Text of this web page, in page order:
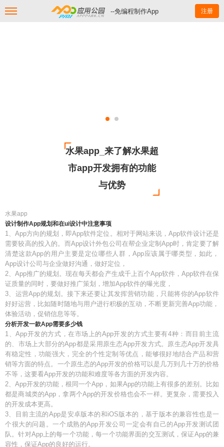
--免编程制作App 注册
水果app_来了解水果超
市app开发拥有的功能
与优势
水果app
设计制作App规划和在ui设计中注意事项
1、App方向的规划，即App软件定位。相对于网站来说，App软件设计还是
需要较高的投入的。而App设计外包公司在帮企业定制App时，肯定要了解
清楚这款App的用户主要是定位哪些人群，App应该属于哪类型，如此，
App设计公司与企业做好沟通，做好定位，
2、App推广的规划。现在每天都会产生成千上百个App软件，App软件在保
证质量的同时，要做好推广策划，增加App软件的曝光度，
3、运营App的规划。接下来还要让其发挥营销功能，只能将你的App软件
好好运营，比如随时随地与用户进行积极的互动，不断更新完善App功能，
体验活动，促销信息等等。
分析开发一款App需要多少钱
1、App开发的方式，在市场上的App开发的方式主要有4种：而目前主流
的、市场上大部分的App都是采用原生态App开发方式。原生态App开发具
有稳定性，功能强大，完全的个性定制等优点，能够很好地结合产品和营
销等方面的特点。一个原生态的App开发的价格可以是几万到几十万的价格
不等，这要看App开发的功能和难度等各方面的开发内容。
2、App开发的功能，根同一个App，如果App的功能上有很多的差别。比如
都是商城类的App，拿两个App的开发价格也会不一样。更复杂，需要投入
的开发成本更高。
3、目前主流的App是安卓版本的和iOS版本的，基于版本的兼容性也是一
个很大的问题。一个成熟的App开发公司一定会有自己的App开发测试团
队。针对App上的每一个功能，每一个功能界面的交互测试，保证App的兼
容性，保证App的良好的运行。